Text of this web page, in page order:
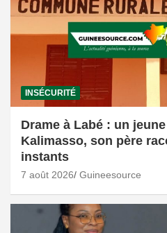
INSÉCURITÉ
Drame à Labé : un
Kalimasso, son père
instants
7 août 2026 Guineesource